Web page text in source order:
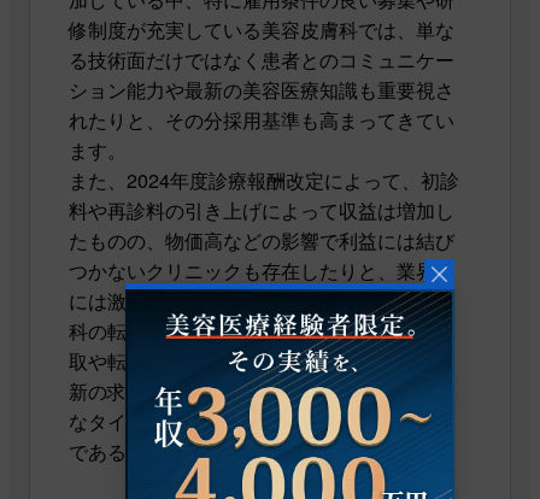
修制度が充実している美容皮膚科では、単な
る技術面だけではなく患者とのコミュニケー
ション能力や最新の美容医療知識も重要視さ
れたりと、その分採用基準も高まってきてい
ます。
また、2024年度診療報酬改定によって、初診
料や再診料の引き上げによって収益は増加し
たものの、物価高などの影響で利益には結び
つかないクリニックも存在したりと、業界的
には激しい変化を見せているため、美容皮膚
科の転職を考えている医師は、早めの情報収
取や転職エージェントなどを活用し、常に最
新の求人情報のチェックを行いながらベスト
なタイミングでの転職活動を行うことが重要
であると言えるでしょう。